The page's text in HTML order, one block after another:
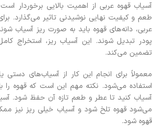
آسیاب قهوه عربی از اهمیت بالایی برخوردار
طعم و کیفیت نهایی نوشیدنی تاثیر می‌گذارد.
عربی، دانه‌های قهوه باید به صورت ریز آسیاب
پودر تبدیل شوند. این آسیاب ریز، استخراج
تضمین می‌کند.
معمولاً برای انجام این کار از آسیاب‌های
استفاده می‌شود. نکته مهم این است که قهوه را
آسیاب کنید تا عطر و طعم تازه آن حفظ شود.
می‌شود قهوه تلخ شود و آسیاب خیلی ریز نیز
قهوه شود.